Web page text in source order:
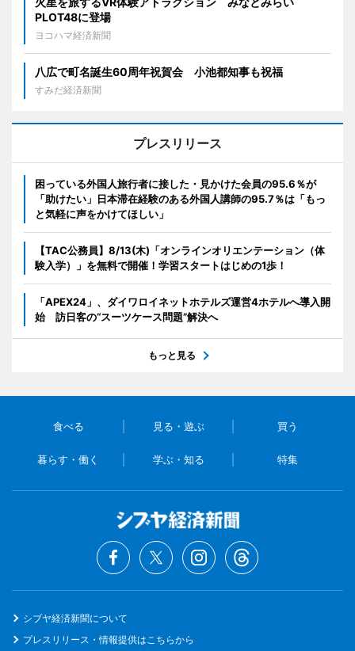
PLOT48に登場
ヨコハマ経済新聞
八広で町名誕生60周年祝賀会 小池都知事も祝福
すみだ経済新聞
プレスリリース
困っている外国人旅行者に接した・見かけた会員の95.6％が
「助けたい」日本滞在経験のある外国人講師の95.7％は「もっ
と気軽に声をかけてほしい」
【TAC公務員】8/13(木)「オンラインオリエンテーション（体
験入学）」を無料で開催！学習スタートはじめの1歩！
「APEX24」、ダイワロイネットホテルズ運営4ホテルへ導入開
始 訪日客の“スーツケース問題”解決へ
もっと見る
食べる 見る・遊ぶ 買う
暮らす・働く 学ぶ・知る 特集
シブヤ経済新聞について
プレスリリース・情報提供はこちらから